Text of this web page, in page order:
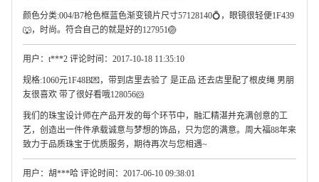
颜色分类:004/B7枪色框蓝色渐变镜片尺寸57128140💍，眼镜很轻便1F439
🐺，时尚。符合自己的就是好的127951🏐
用户：t***2 评论时间：2017-10-18 11:35:10
规格:1060元1F48B💌，带到店里去验了 是正品 还去店里配了根皮绳 男朋
友很喜欢 带了很好看哦128056🐹
我们的珠宝设计师在产品开发的每个环节中，融汇精湛并充满创意的工
艺，创造出一件件承载诚意与梦想的饰品，只为您的满意。周大福88年来
致力于品质珠宝于优质服务，期待再次与您相遇~
用户：胡***哈 评论时间：2017-06-10 09:38:01